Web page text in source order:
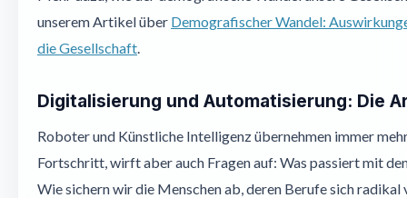
unserem Artikel über Demografischer Wandel:
die Gesellschaft.
Digitalisierung und Automatisierung: Die
Roboter und Künstliche Intelligenz übernehmen immer
Fortschritt, wirft aber auch Fragen auf: Was passiert mit
Wie sichern wir die Menschen ab, deren Berufe sich radikal